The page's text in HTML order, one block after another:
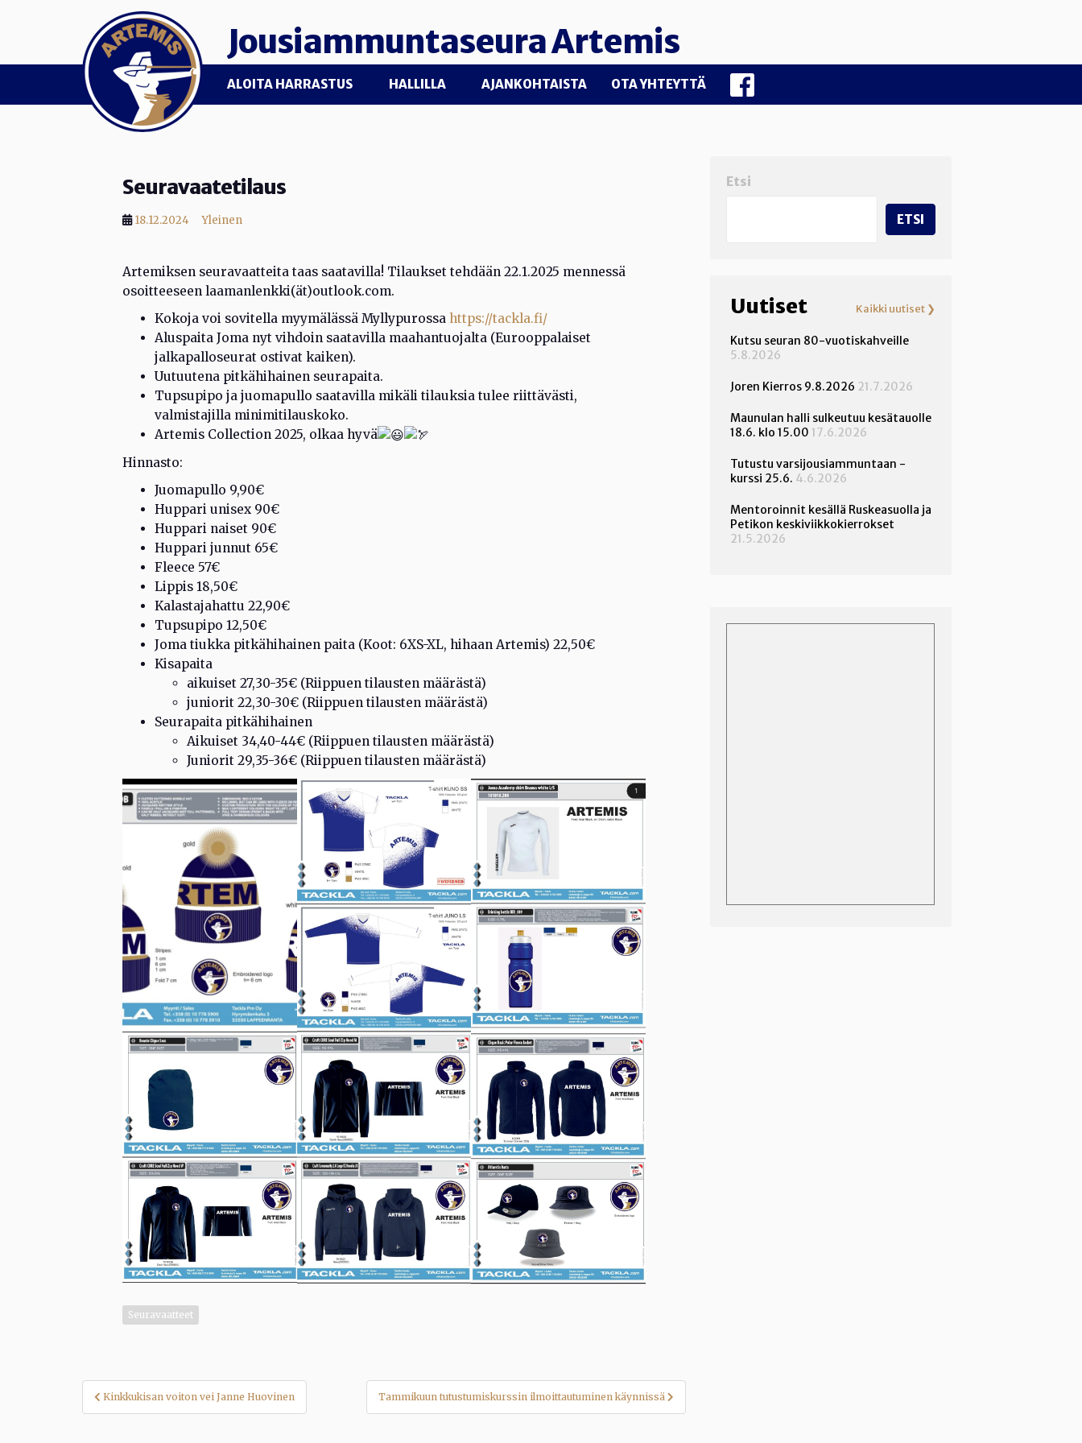
Jousiammuntaseura Artemis
ALOITA HARRASTUS HALLILLA AJANKOHTAISTA OTA YHTEYTTÄ
Seuravaatetilaus
18.12.2024 Yleinen
Artemiksen seuravaatteita taas saatavilla! Tilaukset tehdään 22.1.2025 mennessä
osoitteeseen laamanlenkki(ät)outlook.com.
Kokoja voi sovitella myymälässä Myllypurossa https://tackla.fi/
Aluspaita Joma nyt vihdoin saatavilla maahantuojalta (Eurooppalaiset
jalkapalloseurat ostivat kaiken).
Uutuutena pitkähihainen seurapaita.
Tupsupipo ja juomapullo saatavilla mikäli tilauksia tulee riittävästi,
valmistajilla minimitilauskoko.
Artemis Collection 2025, olkaa hyvä
Hinnasto:
Juomapullo 9,90€
Huppari unisex 90€
Huppari naiset 90€
Huppari junnut 65€
Fleece 57€
Lippis 18,50€
Kalastajahattu 22,90€
Tupsupipo 12,50€
Joma tiukka pitkähihainen paita (Koot: 6XS-XL, hihaan Artemis) 22,50€
Kisapaita
aikuiset 27,30-35€ (Riippuen tilausten määrästä)
juniorit 22,30-30€ (Riippuen tilausten määrästä)
Seurapaita pitkähihainen
Aikuiset 34,40-44€ (Riippuen tilausten määrästä)
Juniorit 29,35-36€ (Riippuen tilausten määrästä)
Seuravaatteet
Artikkelien
selaus
Kinkkukisan voiton vei Janne Huovinen Tammikuun tutustumiskurssin ilmoittautuminen käynnissä
Etsi
ETSI
Uutiset Kaikki uutiset ❯
Kutsu seuran 80-vuotiskahveille
5.8.2026
Joren Kierros 9.8.2026 21.7.2026
Maunulan halli sulkeutuu kesätauolle
18.6. klo 15.00 17.6.2026
Tutustu varsijousiammuntaan -
kurssi 25.6. 4.6.2026
Mentoroinnit kesällä Ruskeasuolla ja
Petikon keskiviikkokierrokset
21.5.2026